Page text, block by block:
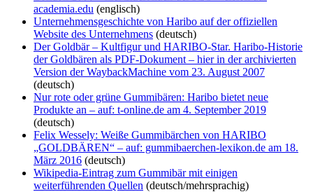
academia.edu (englisch)
Unternehmensgeschichte von Haribo auf der offiziellen
Website des Unternehmens (deutsch)
Der Goldbär – Kultfigur und HARIBO-Star. Haribo-Historie
der Goldbären als PDF-Dokument – hier in der archivierten
Version der WaybackMachine vom 23. August 2007
(deutsch)
Nur rote oder grüne Gummibären: Haribo bietet neue
Produkte an – auf: t-online.de am 4. September 2019
(deutsch)
Felix Wessely: Weiße Gummibärchen von HARIBO
„GOLDBÄREN“ – auf: gummibaerchen-lexikon.de am 18.
März 2016 (deutsch)
Wikipedia-Eintrag zum Gummibär mit einigen
weiterführenden Quellen (deutsch/mehrsprachig)